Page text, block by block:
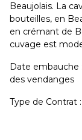
Beaujolais. La
bouteilles, en
en crémant de
cuvage est
Date
des vendanges
Type de Contrat